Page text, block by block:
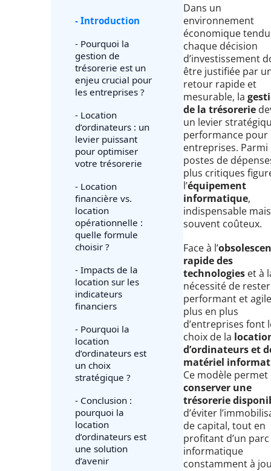
- Introduction
- Pourquoi la
gestion de
trésorerie est un
enjeu crucial pour
les entreprises ?
- Location
d’ordinateurs : un
levier puissant
pour optimiser
votre trésorerie
- Location
financière vs.
location
opérationnelle :
quelle formule
choisir ?
- Impacts de la
location sur les
indicateurs
financiers
- Pourquoi la
location
d’ordinateurs est
un choix
stratégique ?
- Conclusion :
pourquoi la
location
d’ordinateurs est
une solution
d’avenir
Dans un
environnement
économique
chaque décision
d’investissement
être justifiée par
retour rapide et
mesurable, la
de la trésorerie
un levier
performance pour
entreprises. Parmi
postes de
plus critiques
l’équipement
informatique,
indispensable mais
souvent coûteux.
Face à l’
rapide des
technologies et à
nécessité de rester
performant et
plus en plus
d’entreprises font
choix de la
d’ordinateurs et
matériel
Ce modèle permet
conserver une
trésorerie
d’éviter
de capital, tout en
profitant d’un parc
informatique
constamment à